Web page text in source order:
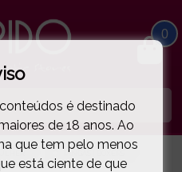
0
E ROUPA MULHER TANGAS | BOXERS
é destinado
de 18 anos. Ao
que tem pelo menos
está ciente de que